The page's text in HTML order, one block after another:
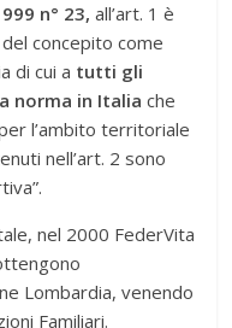
n° 23,all’art. 1 è
concepito come
di cui a tutti gli
norma in Italia che
l’ambito territoriale
nell’art. 2 sono
nel 2000 FederVita
Lombardia, venendo
Familiari.